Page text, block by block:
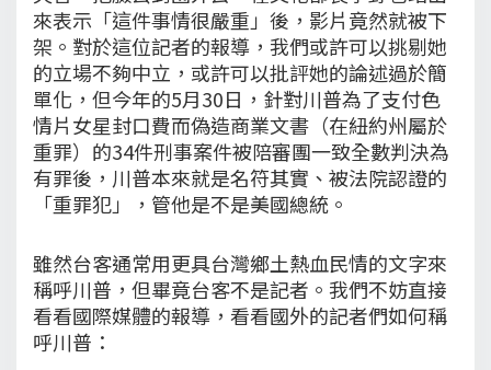
來表示「這件事情很嚴重」後，影片竟然就被下
架。對於這位記者的報導，我們或許可以挑剔她
的立場不夠中立，或許可以批評她的論述過於簡
單化，但今年的5月30日，針對川普為了支付色
情片女星封口費而偽造商業文書（在紐約州屬於
重罪）的34件刑事案件被陪審團一致全數判決為
有罪後，川普本來就是名符其實、被法院認證的
「重罪犯」，管他是不是美國總統。
雖然台客通常用更具台灣鄉土熱血民情的文字來
稱呼川普，但畢竟台客不是記者。我們不妨直接
看看國際媒體的報導，看看國外的記者們如何稱
呼川普：